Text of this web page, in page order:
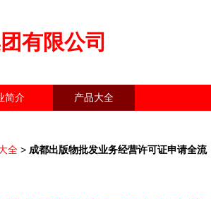
有限公司
简介 产品大全
全 > 成都出版物批发业务经营许可证申请全流